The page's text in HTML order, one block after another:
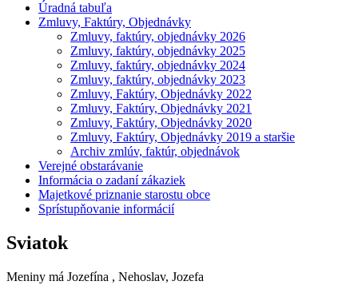
Úradná tabuľa
Zmluvy, Faktúry, Objednávky
Zmluvy, faktúry, objednávky 2026
Zmluvy, faktúry, objednávky 2025
Zmluvy, faktúry, objednávky 2024
Zmluvy, faktúry, objednávky 2023
Zmluvy, Faktúry, Objednávky 2022
Zmluvy, Faktúry, Objednávky 2021
Zmluvy, Faktúry, Objednávky 2020
Zmluvy, Faktúry, Objednávky 2019 a staršie
Archiv zmlúv, faktúr, objednávok
Verejné obstarávanie
Informácia o zadaní zákaziek
Majetkové priznanie starostu obce
Sprístupňovanie informácií
Sviatok
Meniny má Jozefína , Nehoslav, Jozefa